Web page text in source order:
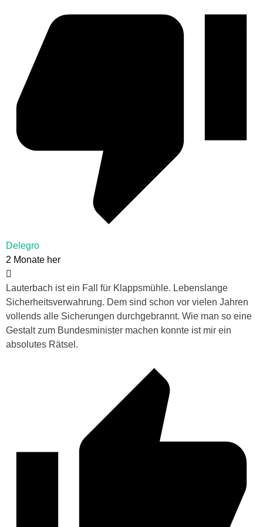
Delegro
2 Monate her
Lauterbach ist ein Fall für Klappsmühle. Lebenslange
Sicherheitsverwahrung. Dem sind schon vor vielen Jahren
vollends alle Sicherungen durchgebrannt. Wie man so eine
Gestalt zum Bundesminister machen konnte ist mir ein
absolutes Rätsel.